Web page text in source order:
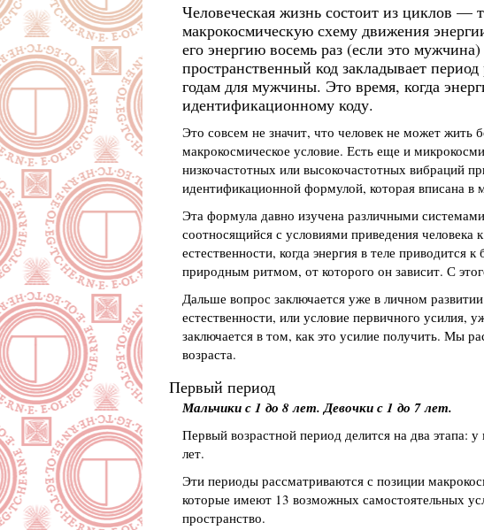
Человеческая жизнь состоит из циклов —
макрокосмическую схему движения
его энергию восемь раз (если это
пространственный код закладывает
годам для мужчины. Это время, когда
идентификационному коду.
Это совсем не значит, что человек не может жить
макрокосмическое условие. Есть еще и
низкочастотных или высокочастотных вибраций
идентификационной формулой, которая вписана в
Эта формула давно изучена различными
соотносящийся с условиями приведения человека
естественности, когда энергия в теле приводится
природным ритмом, от которого он зависит. С
Дальше вопрос заключается уже в личном
естественности, или условие первичного усилия,
заключается в том, как это усилие получить. Мы
возраста.
Первый период
Мальчики с 1 до 8 лет. Девочки с 1 до 7 лет.
Первый возрастной период делится на два этапа:
лет.
Эти периоды рассматриваются с позиции
которые имеют 13 возможных самостоятельных
пространство.